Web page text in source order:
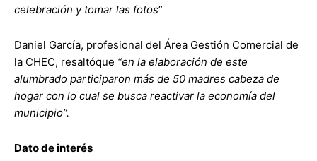
celebración y tomar las fotos”
Daniel García, profesional del Área Gestión Comercial de
la CHEC, resaltóque “en la elaboración de este
alumbrado participaron más de 50 madres cabeza de
hogar con lo cual se busca reactivar la economía del
municipio”.
Dato de interés